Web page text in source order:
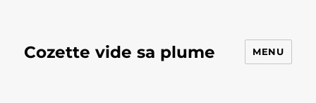
Cozette vide sa plume MENU